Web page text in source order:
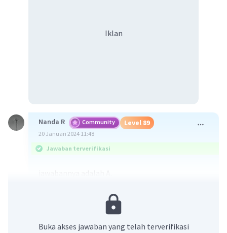
Iklan
Nanda R Community Level 89
20 Januari 2024 11:48
Jawaban terverifikasi
Aktivitas yang ditunjukkan oleh mata Dewi
terpejam ketika debu masuk (aktivitas 1) dan
Yanti menjerit ketika mendengar gelegar petir
Buka akses jawaban yang telah terverifikasi